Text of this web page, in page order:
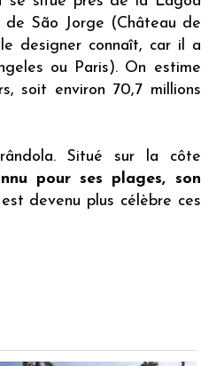
São Jorge (Château de
designer connaît, car il a
ou Paris). On estime
soit environ 70,7 millions
Situé sur la côte
pour ses plages, son
devenu plus célèbre ces